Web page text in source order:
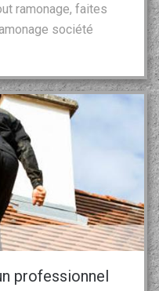
ramonage, faites
société
professionnel